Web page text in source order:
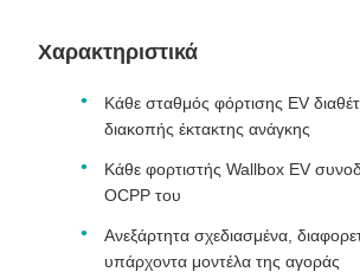
Χαρακτηριστικά
Κάθε σταθμός φόρτισης EV
διακοπής έκτακτης ανάγκης
Κάθε φορτιστής Wallbox EV
OCPP του
Ανεξάρτητα σχεδιασμένα,
υπάρχοντα μοντέλα της αγοράς